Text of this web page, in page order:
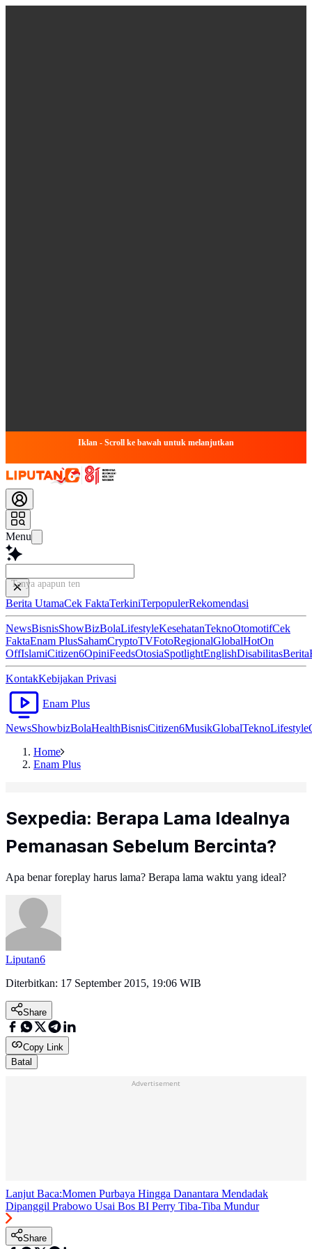
Iklan - Scroll ke bawah untuk melanjutkan
Menu
Tanya apapun tentang
Berita UtamaCek FaktaTerkiniTerpopulerRekomendasi
NewsBisnisShowBizBolaLifestyleKesehatanTeknoOtomotifCek
FaktaEnam PlusSahamCryptoTVFotoRegionalGlobalHotOn
OffIslamiCitizen6OpiniFeedsOtosiaSpotlightEnglishDisabilitasBerita
KontakKebijakan Privasi
Enam Plus
NewsShowbizBolaHealthBisnisCitizen6MusikGlobalTeknoLifestyle
Home
Enam Plus
Sexpedia: Berapa Lama Idealnya
Pemanasan Sebelum Bercinta?
Apa benar foreplay harus lama? Berapa lama waktu yang ideal?
Liputan6
Diterbitkan: 17 September 2015, 19:06 WIB
Share
Copy Link
Batal
Advertisement
Lanjut Baca:Momen Purbaya Hingga Danantara Mendadak
Dipanggil Prabowo Usai Bos BI Perry Tiba-Tiba Mundur
Share